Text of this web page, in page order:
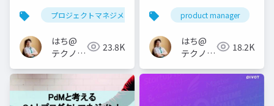
プロジェクトマネジメント project management
はち@
テクノロ
ィア
「Newbee」
23.8K
product manager
はち@
テクノロ
ィア
18.2K